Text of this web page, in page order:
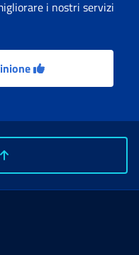
i nostri servizi